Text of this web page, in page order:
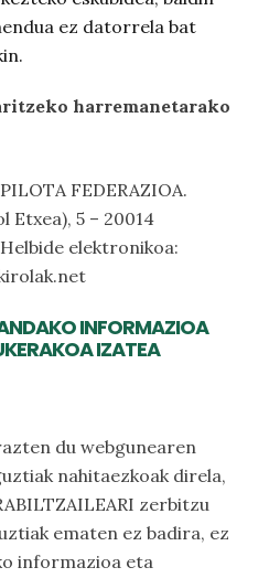
ez datorrela bat
harremanetarako
FEDERAZIOA.
Etxea), 5 – 20014
elektronikoa:
INFORMAZIOA
IZATEA
du webgunearen
nahitaezkoak direla,
zerbitzu
ematen ez badira, ez
informazioa eta